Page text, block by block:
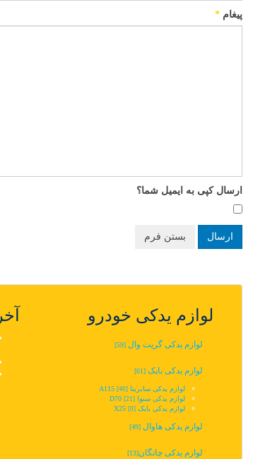
پیغام *
ارسال کپی به ایمیل شما؟
ارسال بستن فرم
لوازم یدکی خودرو
لوازم یدکی گریت وال [59]
لوازم یدکی بایک [61]
لوازم یدکی سابرینا A115 [40]
لوازم یدکی سنوا D70 [21]
لوازم یدکی بایک X25 [0]
لوازم یدکی هاوال [49]
لوازم یدکی چانگان‬‎[13]